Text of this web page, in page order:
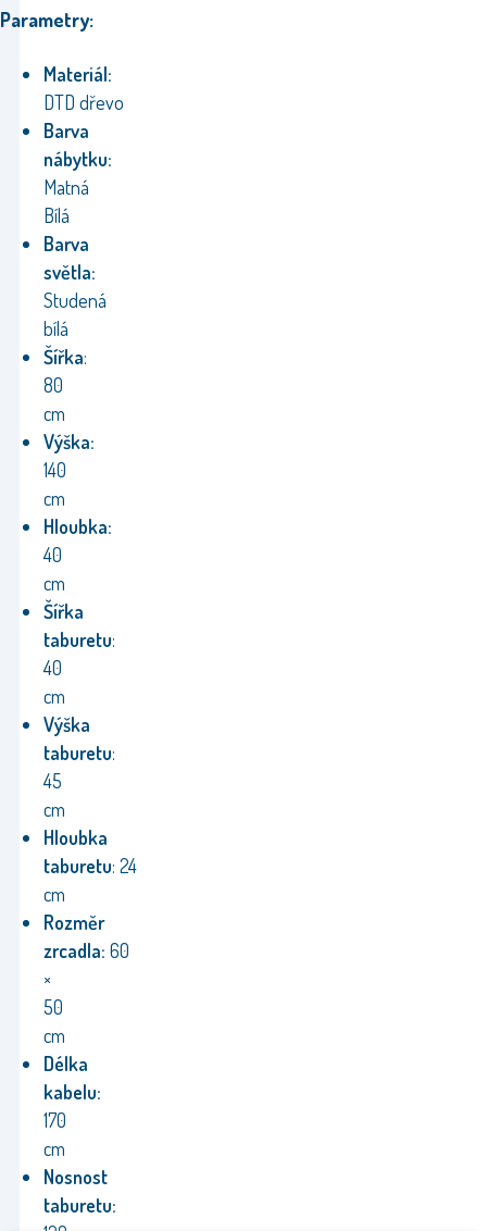
Parametry:
Materiál:
DTD dřevo
Barva
nábytku:
Matná
Bílá
Barva
světla:
Studená
bílá
Šířka:
80
cm
Výška:
140
cm
Hloubka:
40
cm
Šířka
taburetu:
40
cm
Výška
taburetu:
45
cm
Hloubka
taburetu: 24
cm
Rozměr
zrcadla: 60
×
50
cm
Délka
kabelu:
170
cm
Nosnost
taburetu: